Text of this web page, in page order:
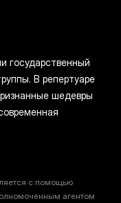
государственный
В репертуаре
шедевры
с помощью
агентом